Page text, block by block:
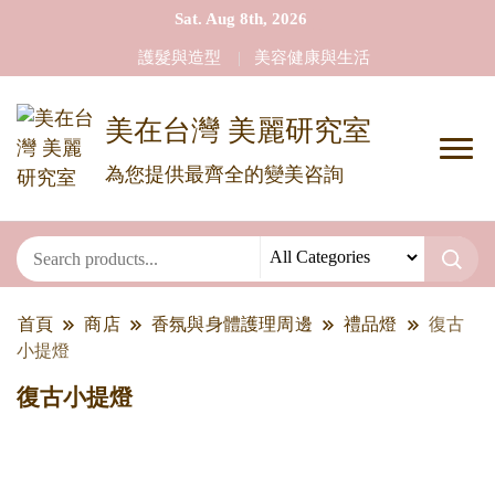
Sat. Aug 8th, 2026
護髮與造型 美容健康與生活
美在台灣 美麗研究室
為您提供最齊全的變美咨詢
首頁 商店 香氛與身體護理周邊 禮品燈
復古
小提燈
復古小提燈